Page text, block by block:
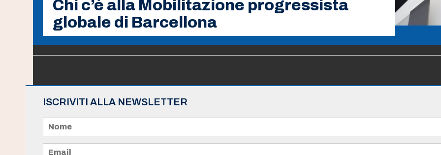
Chi c’è alla Mobilitazione progressista
globale di Barcellona
ISCRIVITI ALLA NEWSLETTER
m
e